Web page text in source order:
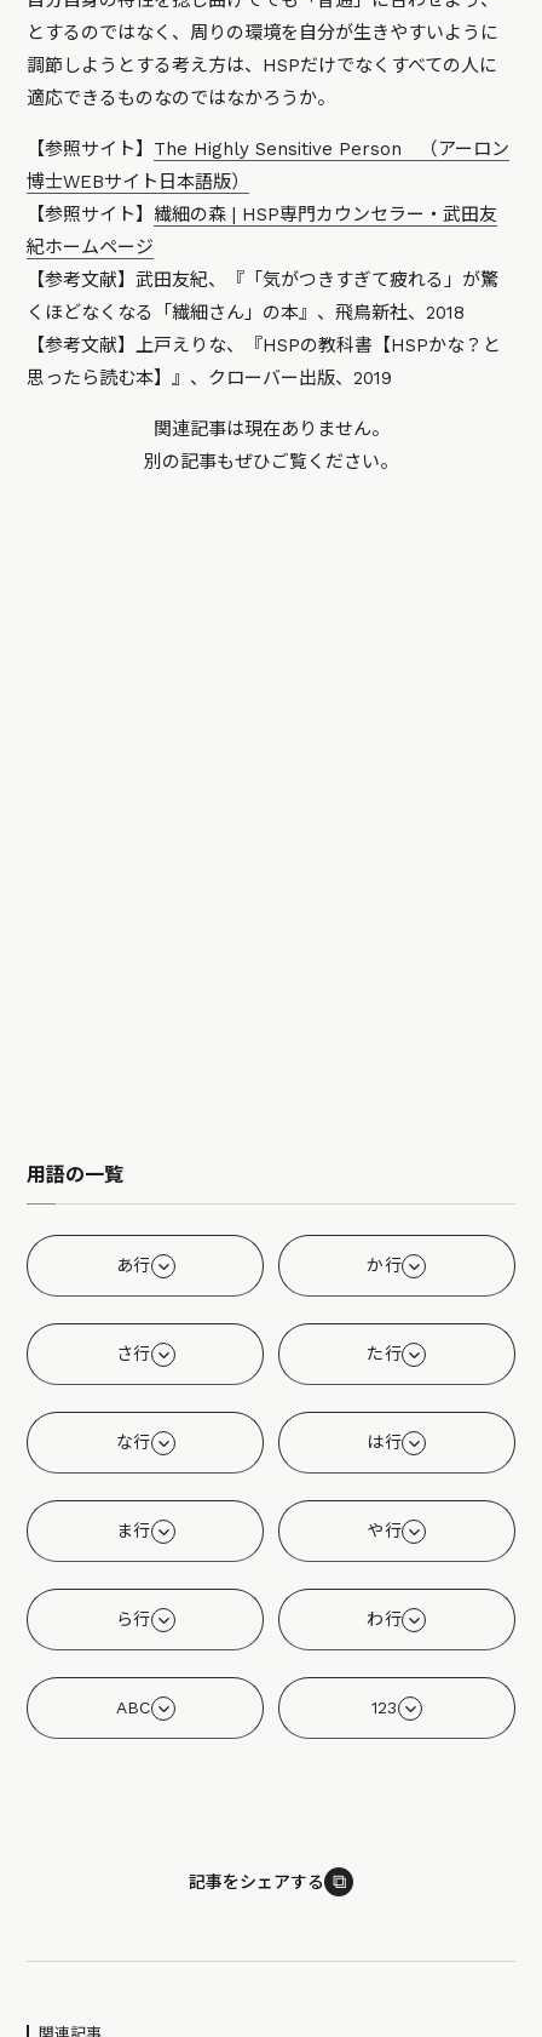
とするのではなく、周りの環境を自分が生きやすいように
調節しようとする考え方は、HSPだけでなくすべての人に
適応できるものなのではなかろうか。
【参照サイト】 The Highly Sensitive Person （アーロン
博士WEBサイト日本語版）
【参照サイト】 繊細の森 | HSP専門カウンセラー・武田友
紀ホームページ
【参考文献】武田友紀、『「気がつきすぎて疲れる」が驚
くほどなくなる「繊細さん」の本』、飛鳥新社、2018
【参考文献】上戸えりな、『HSPの教科書【HSPかな？と
思ったら読む本】』、クローバー出版、2019
関連記事は現在ありません。
別の記事もぜひご覧ください。
用語の一覧
あ行 か行
さ行 た行
な行 は行
ま行 や行
ら行 わ行
ABC 123
記事をシェアする ⧉